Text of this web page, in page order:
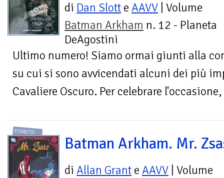
di Dan Slott e AAVV | Volume
Batman Arkham n. 12 - Planeta
DeAgostini
Ultimo numero! Siamo ormai giunti alla
su cui si sono avvicendati alcuni dei più
Cavaliere Oscuro. Per celebrare
FUMETTI
Batman Arkham. Mr.
di Allan Grant e AAVV | Volume